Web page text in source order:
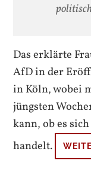
Das erklärte
AfD in der
in Köln, wobei
jüngsten
kann, ob es
handelt.